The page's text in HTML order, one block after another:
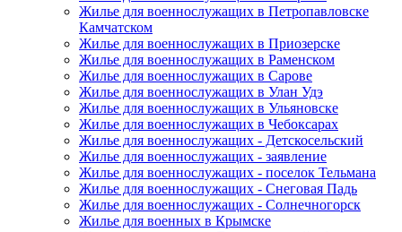
Жилье для военнослужащих в Петропавловске
Камчатском
Жилье для военнослужащих в Приозерске
Жилье для военнослужащих в Раменском
Жилье для военнослужащих в Сарове
Жилье для военнослужащих в Улан Удэ
Жилье для военнослужащих в Ульяновске
Жилье для военнослужащих в Чебоксарах
Жилье для военнослужащих - Детскосельский
Жилье для военнослужащих - заявление
Жилье для военнослужащих - поселок Тельмана
Жилье для военнослужащих - Снеговая Падь
Жилье для военнослужащих - Солнечногорск
Жилье для военных в Крымске